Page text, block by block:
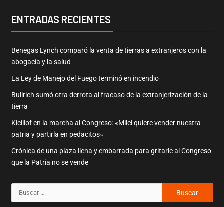
ENTRADAS RECIENTES
Benegas Lynch comparó la venta de tierras a extranjeros con la
abogacía y la salud
La Ley de Manejo del Fuego terminó en incendio
Bullrich sumó otra derrota al fracaso de la extranjerización de la
tierra
Kicillof en la marcha al Congreso: «Milei quiere vender nuestra
patria y partirla en pedacitos»
Crónica de una plaza llena y embarrada para gritarle al Congreso
que la Patria no se vende